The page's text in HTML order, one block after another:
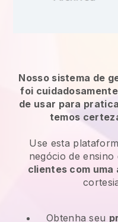
Nosso sistema de
foi
de usar para
temos
Use esta
negócio de ensino
clientes com
Obtenha seu